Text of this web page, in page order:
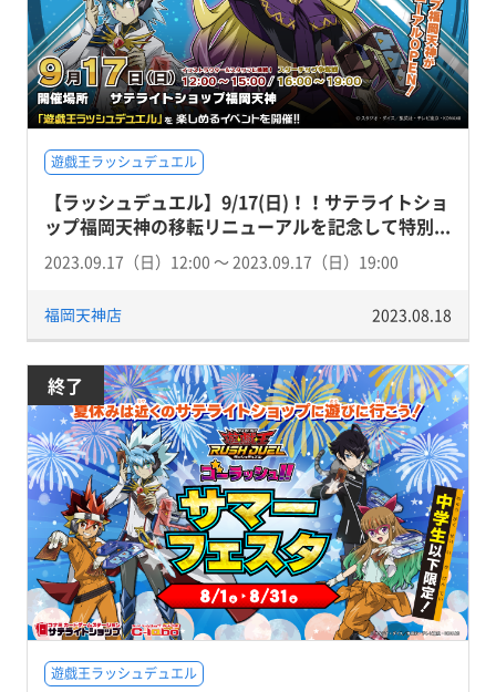
遊戯王ラッシュデュエル
【ラッシュデュエル】9/17(日)！！サテライトショ
ップ福岡天神の移転リニューアルを記念して特別...
2023.09.17（日）12:00 〜 2023.09.17（日）19:00
福岡天神店 2023.08.18
終了
遊戯王ラッシュデュエル